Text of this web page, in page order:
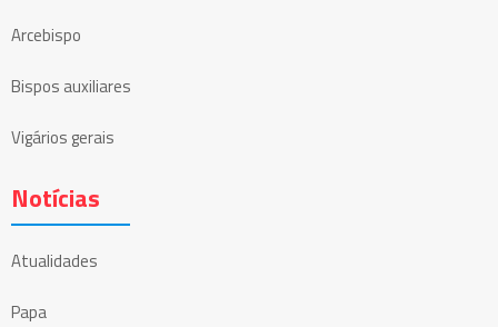
Arcebispo
Bispos auxiliares
Vigários gerais
Notícias
Atualidades
Papa